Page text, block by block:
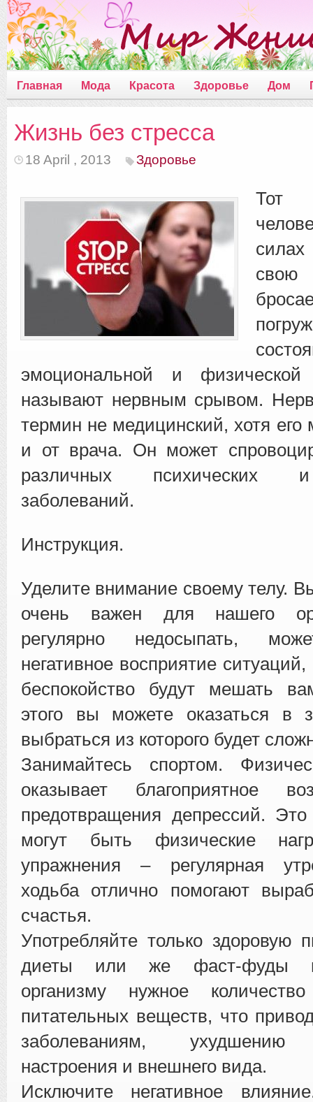
Главная Мода Красота Здоровье Дом
Жизнь без стресса
18 April , 2013 Здоровье
Тот
свою
эмоциональной и физической
называют нервным срывом.
термин не медицинский, хотя
и от врача. Он может
различных психических
заболеваний.
Инструкция.
Уделите внимание своему телу.
очень важен для нашего
регулярно недосыпать,
негативное восприятие
беспокойство будут мешать
этого вы можете оказаться в
выбраться из которого будет
Занимайтесь спортом.
оказывает благоприятное
предотвращения депрессий. Это
могут быть физические
упражнения – регулярная
ходьба отлично помогают
счастья.
Употребляйте только здоровую
диеты или же фаст-фуды
организму нужное
питательных веществ, что
заболеваниям, ухудшению
настроения и внешнего вида.
Исключите негативное